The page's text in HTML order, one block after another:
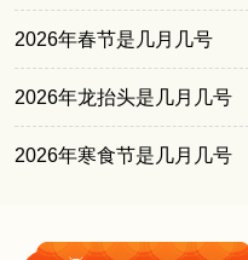
2026年春节是几月几号
2026年龙抬头是几月几号
2026年寒食节是几月几号